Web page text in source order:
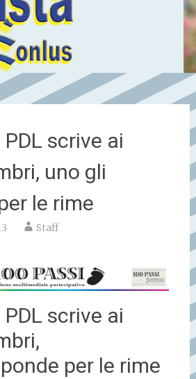
scrive ai
uno gli
le rime
Staff
scrive ai
per le rime